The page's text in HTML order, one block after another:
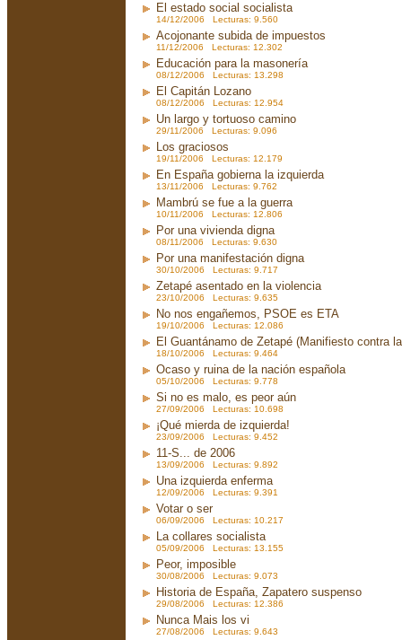
El estado social socialista
14/12/2006 Lecturas: 9.560
Acojonante subida de impuestos
11/12/2006 Lecturas: 12.302
Educación para la masonería
08/12/2006 Lecturas: 13.298
El Capitán Lozano
08/12/2006 Lecturas: 12.954
Un largo y tortuoso camino
29/11/2006 Lecturas: 9.096
Los graciosos
19/11/2006 Lecturas: 12.179
En España gobierna la izquierda
13/11/2006 Lecturas: 9.762
Mambrú se fue a la guerra
10/11/2006 Lecturas: 12.806
Por una vivienda digna
08/11/2006 Lecturas: 9.630
Por una manifestación digna
30/10/2006 Lecturas: 9.717
Zetapé asentado en la violencia
23/10/2006 Lecturas: 9.635
No nos engañemos, PSOE es ETA
19/10/2006 Lecturas: 12.086
El Guantánamo de Zetapé (Manifiesto contra
18/10/2006 Lecturas: 9.464
Ocaso y ruina de la nación española
05/10/2006 Lecturas: 9.778
Si no es malo, es peor aún
27/09/2006 Lecturas: 10.698
¡Qué mierda de izquierda!
23/09/2006 Lecturas: 9.452
11-S... de 2006
13/09/2006 Lecturas: 9.892
Una izquierda enferma
12/09/2006 Lecturas: 9.391
Votar o ser
06/09/2006 Lecturas: 10.217
La collares socialista
05/09/2006 Lecturas: 13.155
Peor, imposible
30/08/2006 Lecturas: 9.073
Historia de España, Zapatero suspenso
29/08/2006 Lecturas: 12.386
Nunca Mais los vi
27/08/2006 Lecturas: 9.643